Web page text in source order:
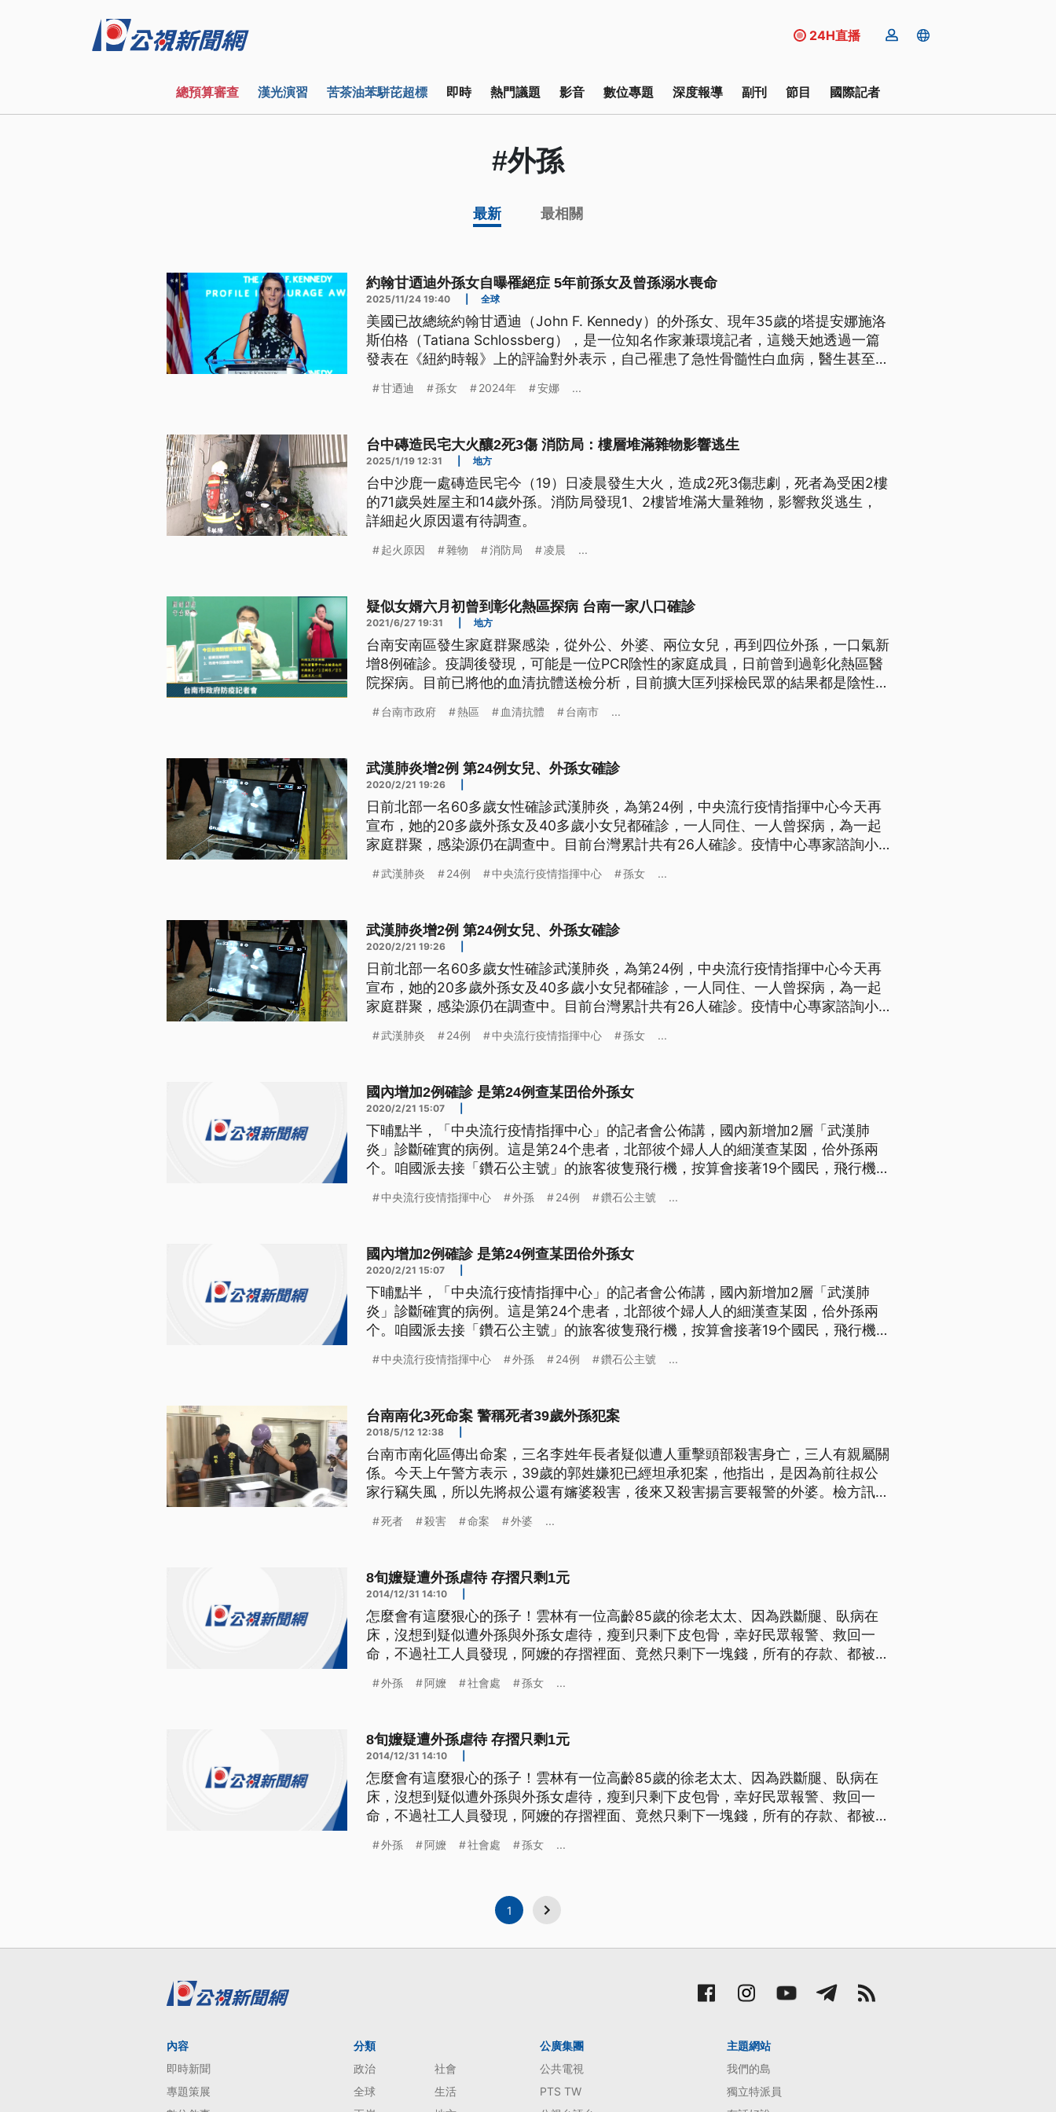
24H直播
總預算審查 漢光演習 苦茶油苯駢芘超標 即時 熱門議題 影音 數位專題 深度報導 副刊 節目 國際記者
#外孫
最新 最相關
約翰甘迺迪外孫女自曝罹絕症 5年前孫女及曾孫溺水喪命
2025/11/24 19:40 全球
美國已故總統約翰甘迺迪（John F. Kennedy）的外孫女、現年35歲的塔提安娜施洛
斯伯格（Tatiana Schlossberg），是一位知名作家兼環境記者，這幾天她透過一篇
發表在《紐約時報》上的評論對外表示，自己罹患了急性骨髓性白血病，醫生甚至說
甘迺迪 孫女 2024年 安娜 ...
台中磚造民宅大火釀2死3傷 消防局：樓層堆滿雜物影響逃生
2025/1/19 12:31 地方
台中沙鹿一處磚造民宅今（19）日凌晨發生大火，造成2死3傷悲劇，死者為受困2樓
的71歲吳姓屋主和14歲外孫。消防局發現1、2樓皆堆滿大量雜物，影響救災逃生，
詳細起火原因還有待調查。
起火原因 雜物 消防局 凌晨 ...
疑似女婿六月初曾到彰化熱區探病 台南一家八口確診
2021/6/27 19:31 地方
台南安南區發生家庭群聚感染，從外公、外婆、兩位女兒，再到四位外孫，一口氣新
增8例確診。疫調後發現，可能是一位PCR陰性的家庭成員，日前曾到過彰化熱區醫
院探病。目前已將他的血清抗體送檢分析，目前擴大匡列採檢民眾的結果都是陰性。
婦，與他們同住的30多歲二女兒與三位外孫，以及沒有同住但經常往來的30多歲三
台南市政府 熱區 血清抗體 台南市 ...
武漢肺炎增2例 第24例女兒、外孫女確診
2020/2/21 19:26
日前北部一名60多歲女性確診武漢肺炎，為第24例，中央流行疫情指揮中心今天再
宣布，她的20多歲外孫女及40多歲小女兒都確診，一人同住、一人曾探病，為一起
家庭群聚，感染源仍在調查中。目前台灣累計共有26人確診。疫情中心專家諮詢小
很類似。 1582286334t.jpg 武漢肺炎疫情延燒，國內再新增2名確診個案，為北
武漢肺炎 24例 中央流行疫情指揮中心 孫女 ...
武漢肺炎增2例 第24例女兒、外孫女確診
2020/2/21 19:26
日前北部一名60多歲女性確診武漢肺炎，為第24例，中央流行疫情指揮中心今天再
宣布，她的20多歲外孫女及40多歲小女兒都確診，一人同住、一人曾探病，為一起
家庭群聚，感染源仍在調查中。目前台灣累計共有26人確診。疫情中心專家諮詢小
很類似。 1582286334t.jpg 武漢肺炎疫情延燒，國內再新增2名確診個案，為北
武漢肺炎 24例 中央流行疫情指揮中心 孫女 ...
國內增加2例確診 是第24例查某囝佮外孫女
2020/2/21 15:07
下晡點半，「中央流行疫情指揮中心」的記者會公佈講，國內新增加2層「武漢肺
炎」診斷確實的病例。這是第24个患者，北部彼个婦人人的細漢查某囡，佮外孫兩
个。咱國派去接「鑽石公主號」的旅客彼隻飛行機，按算會接著19个國民，飛行機
流行疫情指揮中心指揮官 陳時中== 第25案是我們案24的外孫女 26案是案24的 同
中央流行疫情指揮中心 外孫 24例 鑽石公主號 ...
國內增加2例確診 是第24例查某囝佮外孫女
2020/2/21 15:07
下晡點半，「中央流行疫情指揮中心」的記者會公佈講，國內新增加2層「武漢肺
炎」診斷確實的病例。這是第24个患者，北部彼个婦人人的細漢查某囡，佮外孫兩
个。咱國派去接「鑽石公主號」的旅客彼隻飛行機，按算會接著19个國民，飛行機
流行疫情指揮中心指揮官 陳時中== 第25案是我們案24的外孫女 26案是案24的 同
中央流行疫情指揮中心 外孫 24例 鑽石公主號 ...
台南南化3死命案 警稱死者39歲外孫犯案
2018/5/12 12:38
台南市南化區傳出命案，三名李姓年長者疑似遭人重擊頭部殺害身亡，三人有親屬關
係。今天上午警方表示，39歲的郭姓嫌犯已經坦承犯案，他指出，是因為前往叔公
家行竊失風，所以先將叔公還有嬸婆殺害，後來又殺害揚言要報警的外婆。檢方訊
天11日下午傳出兇殺命案，2棟相鄰的透天厝裡，有三人遭到殺害陳屍屋內，鄰居當
死者 殺害 命案 外婆 ...
8旬嬤疑遭外孫虐待 存摺只剩1元
2014/12/31 14:10
怎麼會有這麼狠心的孫子！雲林有一位高齡85歲的徐老太太、因為跌斷腿、臥病在
床，沒想到疑似遭外孫與外孫女虐待，瘦到只剩下皮包骨，幸好民眾報警、救回一
命，不過社工人員發現，阿嬤的存摺裡面、竟然只剩下一塊錢，所有的存款、都被外
看起來精神恢復的還不錯，經過醫護人員定時檢查，阿嬤的身體狀況正逐漸恢復健
外孫 阿嬤 社會處 孫女 ...
8旬嬤疑遭外孫虐待 存摺只剩1元
2014/12/31 14:10
怎麼會有這麼狠心的孫子！雲林有一位高齡85歲的徐老太太、因為跌斷腿、臥病在
床，沒想到疑似遭外孫與外孫女虐待，瘦到只剩下皮包骨，幸好民眾報警、救回一
命，不過社工人員發現，阿嬤的存摺裡面、竟然只剩下一塊錢，所有的存款、都被外
看起來精神恢復的還不錯，經過醫護人員定時檢查，阿嬤的身體狀況正逐漸恢復健
外孫 阿嬤 社會處 孫女 ...
1
內容
即時新聞
專題策展
分類
政治
社會
全球
生活
公廣集團
公共電視
PTS TW
主題網站
我們的島
獨立特派員